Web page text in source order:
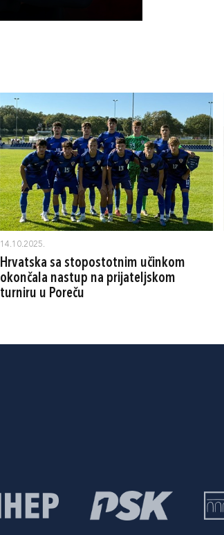
14.10.2025.
Hrvatska sa stopostotnim učinkom
okončala nastup na prijateljskom
turniru u Poreču